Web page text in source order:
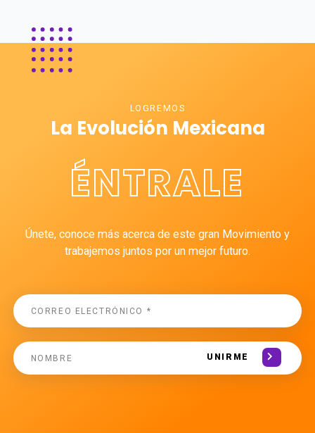
LOGREMOS
La Evolución Mexicana
ÉNTRALE
Únete, conoce más acerca de este gran Movimiento y
trabajemos juntos por un mejor futuro.
UNIRME